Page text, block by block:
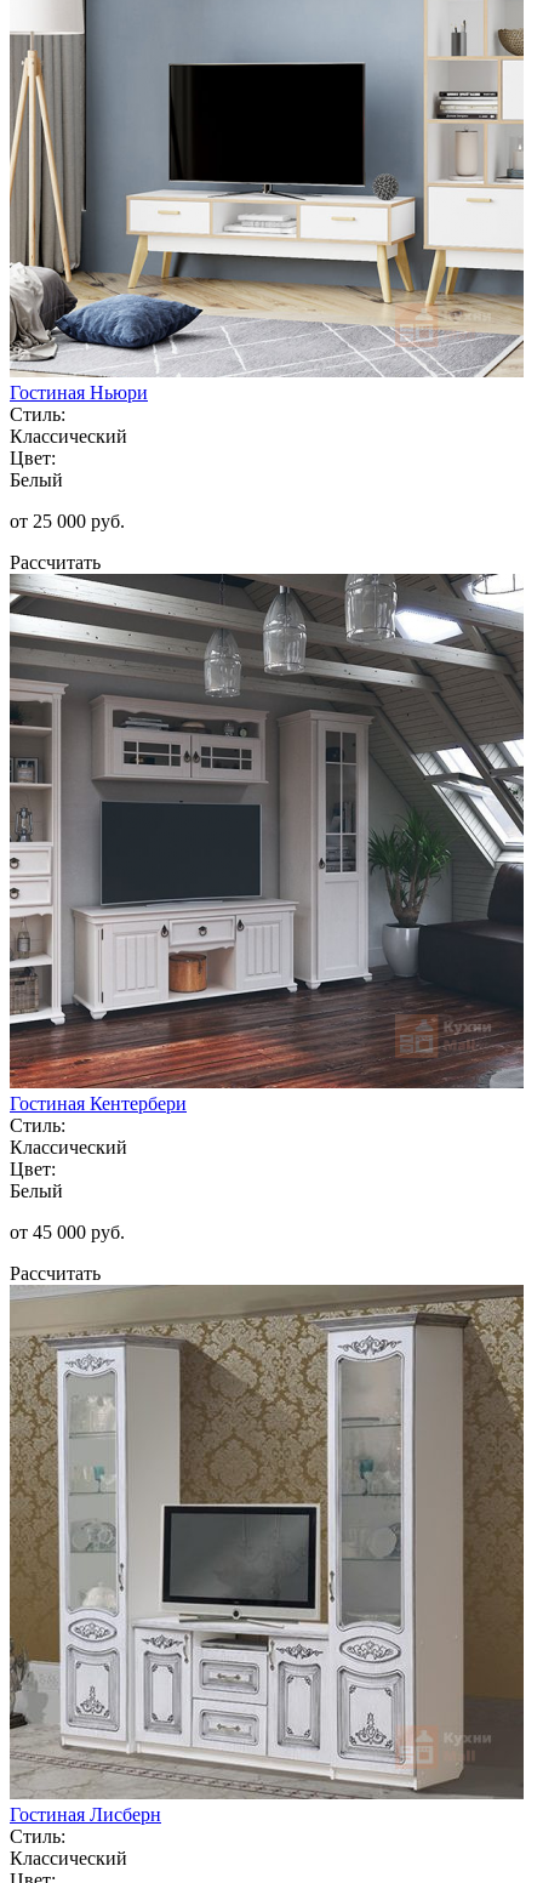
Гостиная Ньюри
Стиль:
Классический
Цвет:
Белый
от 25 000 руб.
Рассчитать
Гостиная Кентербери
Стиль:
Классический
Цвет:
Белый
от 45 000 руб.
Рассчитать
Гостиная Лисберн
Стиль:
Классический